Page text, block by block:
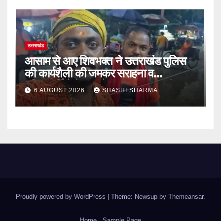
उत्तराखंड
आसाम से आए शिवभक्त ने उत्तराखंड पुलिस
की कार्यशैली की जमकर सराहना व
पुलिसकर्मियों के सहयोगात्मक व्यवहार की
खुलकर प्रशंसा
6 AUGUST 2026 SHASHI SHARMA
Proudly powered by WordPress Theme: Newsup by Themeansar.